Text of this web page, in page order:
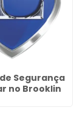
Segurança
no Brooklin